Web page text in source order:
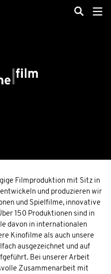
Filmproduktion mit Sitz in
und produzieren wir
und Spielfilme, innovative
150 Produktionen sind in
davon in internationalen
Kinofilme als auch unsere
ausgezeichnet und auf
Bei unserer Arbeit
Zusammenarbeit mit